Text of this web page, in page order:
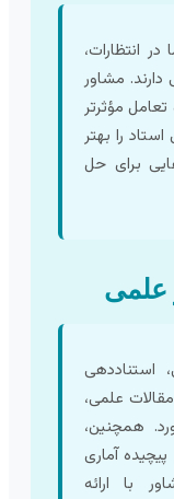
مشاور
مؤثرتر
را بهتر
حل
علمی،
آماری